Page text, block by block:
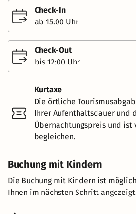
Check-In
ab 15:00 Uhr
Check-Out
bis 12:00 Uhr
Kurtaxe
Die örtliche
Ihrer Aufenthaltsdauer und
Übernachtungspreis und ist
begleichen.
Buchung mit Kindern
Die Buchung mit Kindern ist
Ihnen im nächsten Schritt angezeigt.